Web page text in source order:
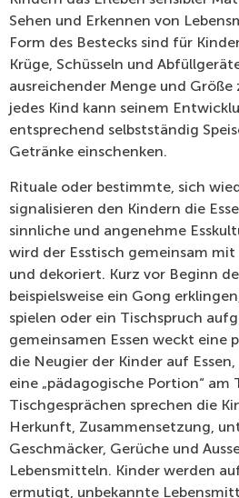
Sehen und Erkennen von
Form des Bestecks ​​sind für
Krüge, Schüsseln und
ausreichender Menge und
jedes Kind kann seinem
entsprechend selbstständig
Getränke einschenken.
Rituale oder bestimmte, sich
signalisieren den Kindern die
sinnliche und angenehme
wird der Esstisch gemeinsam
und dekoriert. Kurz vor Beginn
beispielsweise ein Gong
spielen oder ein Tischspruch
gemeinsamen Essen weckt eine
die Neugier der Kinder auf
eine „pädagogische Portion“
Tischgesprächen sprechen die
Herkunft, Zusammensetzung,
Geschmäcker, Gerüche und
Lebensmitteln. Kinder werden
ermutigt, unbekannte